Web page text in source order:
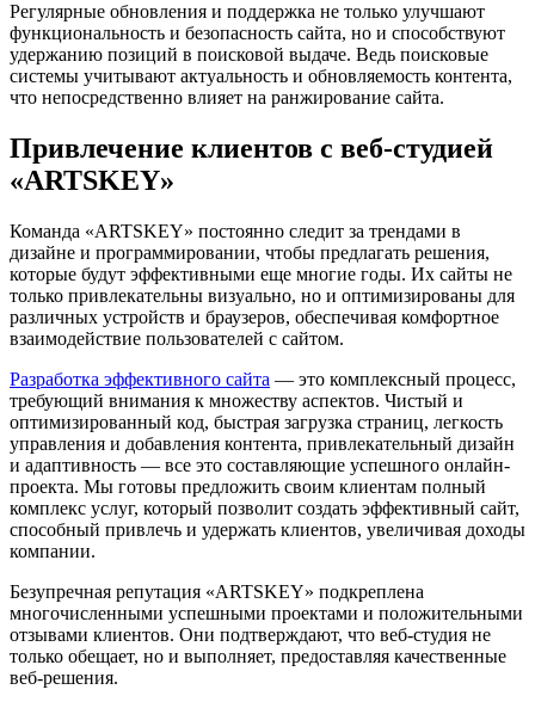
Регулярные обновления и поддержка не только улучшают
функциональность и безопасность сайта, но и способствуют
удержанию позиций в поисковой выдаче. Ведь поисковые
системы учитывают актуальность и обновляемость контента,
что непосредственно влияет на ранжирование сайта.
Привлечение клиентов с веб-студией
«ARTSKEY»
Команда «ARTSKEY» постоянно следит за трендами в
дизайне и программировании, чтобы предлагать решения,
которые будут эффективными еще многие годы. Их сайты не
только привлекательны визуально, но и оптимизированы для
различных устройств и браузеров, обеспечивая комфортное
взаимодействие пользователей с сайтом.
Разработка эффективного сайта — это комплексный процесс,
требующий внимания к множеству аспектов. Чистый и
оптимизированный код, быстрая загрузка страниц, легкость
управления и добавления контента, привлекательный дизайн
и адаптивность — все это составляющие успешного онлайн-
проекта. Мы готовы предложить своим клиентам полный
комплекс услуг, который позволит создать эффективный сайт,
способный привлечь и удержать клиентов, увеличивая доходы
компании.
Безупречная репутация «ARTSKEY» подкреплена
многочисленными успешными проектами и положительными
отзывами клиентов. Они подтверждают, что веб-студия не
только обещает, но и выполняет, предоставляя качественные
веб-решения.